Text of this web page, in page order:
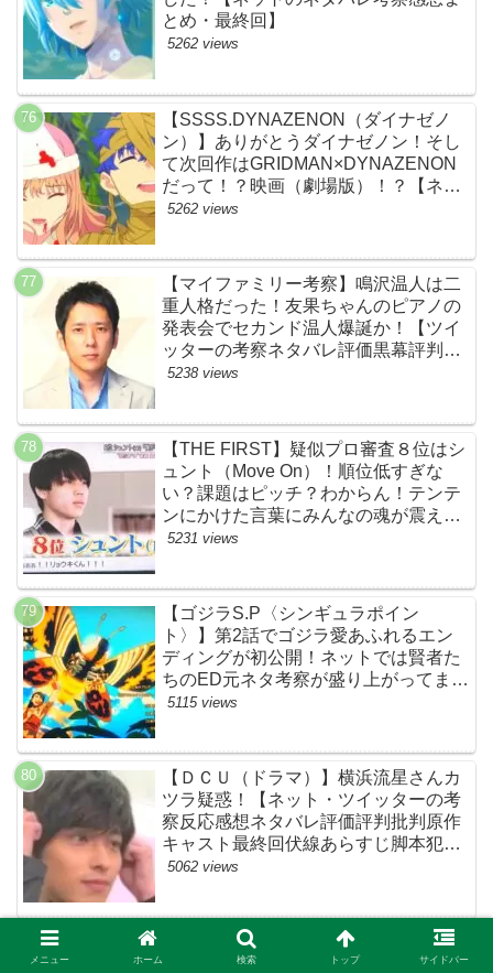
とめ・最終回】
5262 views
【SSSS.DYNAZENON（ダイナゼノ
ン）】ありがとうダイナゼノン！そし
て次回作はGRIDMAN×DYNAZENON
だって！？映画（劇場版）！？【ネッ
トの考察ネタバレ感想まとめ・最終
5262 views
【マイファミリー考察】鳴沢温人は二
重人格だった！友果ちゃんのピアノの
発表会でセカンド温人爆誕か！【ツイ
ッターの考察ネタバレ評価黒幕評判感
想批判原作犯人キャスト脚本あらすじ
5238 views
【THE FIRST】疑似プロ審査８位はシ
ュント（Move On）！順位低すぎな
い？課題はピッチ？わからん！テンテ
ンにかけた言葉にみんなの魂が震えて
ます…【ザファースト・ネットのネタ
5231 views
【ゴジラS.P〈シンギュラポイン
ト〉】第2話でゴジラ愛あふれるエン
ディングが初公開！ネットでは賢者た
ちのED元ネタ考察が盛り上がってま
す！モスラやメカゴジラ（機龍）も登
5115 views
【ＤＣＵ（ドラマ）】横浜流星さんカ
ツラ疑惑！【ネット・ツイッターの考
察反応感想ネタバレ評価評判批判原作
キャスト最終回伏線あらすじ脚本犯人
黒幕まとめ・着飾る恋には理由があっ
5062 views
【着飾る恋には理由があって】「冷蔵
庫キス」論―『おっさんずラブ』との
メニュー ホーム 検索 トップ サイドバー